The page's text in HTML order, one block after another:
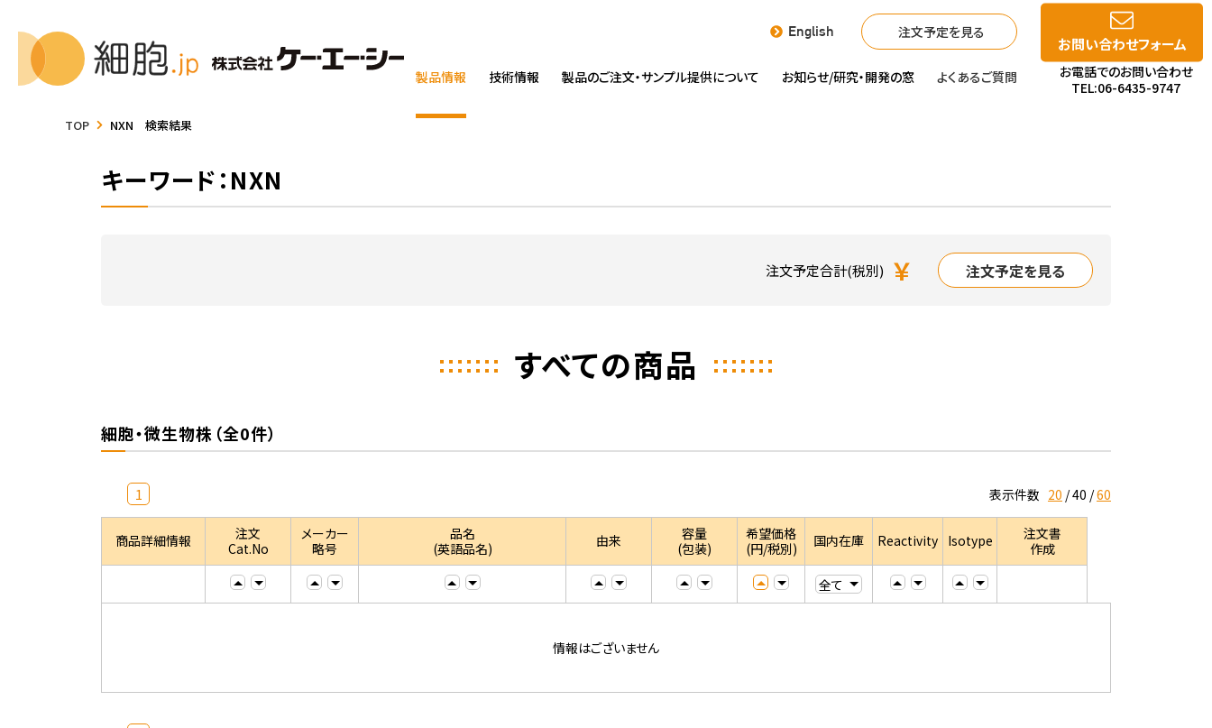
English 注文予定を見る
製品情報 技術情報 製品のご注文・サンプル提供について お知らせ/研究・開発の窓 よくあるご質問
お問い合わせフォーム
お電話でのお問い合わせ
TEL:06-6435-9747
TOP NXN 検索結果
キーワード：NXN
注文予定合計(税別) ￥ 注文予定を見る
すべての商品
細胞・微生物株（全0件）
1 表示件数 20 40 60
商品詳細情報
注文
Cat.No
メーカー
略号
品名
(英語品名)
由来
容量
(包装)
希望価格
(円/税別)
国内在庫 Reactivity Isotype
注文書
作成
情報はございません